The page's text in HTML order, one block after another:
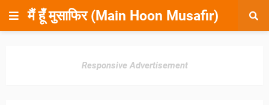
मैं हूँ मुसाफिर (Main Hoon Musafir)
Responsive Advertisement